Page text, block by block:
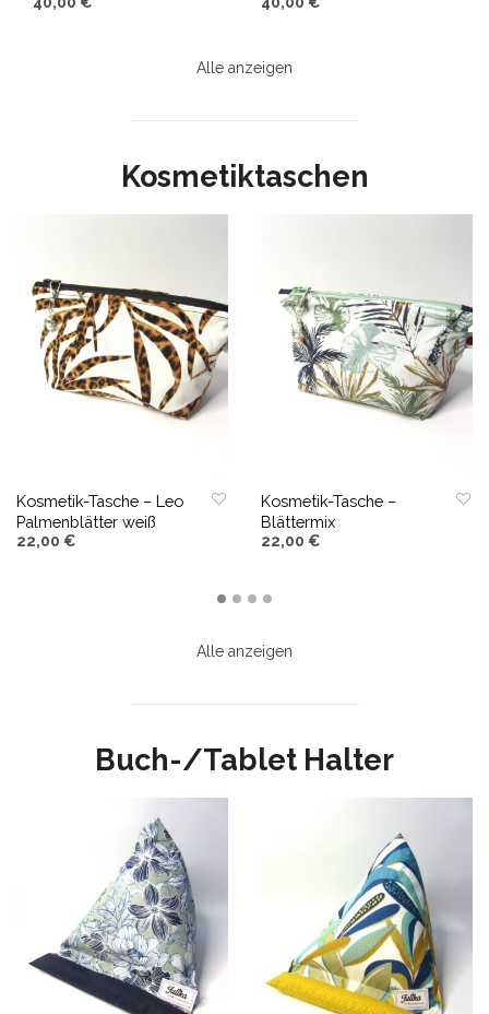
Alle anzeigen
Kosmetiktaschen
Kosmetik-Tasche – Leo
Palmenblätter weiß
22,00 €
Kosmetik-Tasche –
Blättermix
22,00 €
Alle anzeigen
Buch-/Tablet Halter